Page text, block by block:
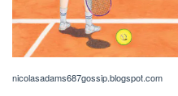
nicolasadams687gossip.blogspot.com